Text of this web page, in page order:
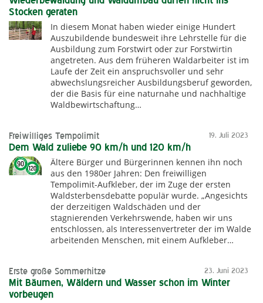
Stocken geraten
In diesem Monat haben wieder einige Hundert
Auszubildende bundesweit ihre Lehrstelle für die
Ausbildung zum Forstwirt oder zur Forstwirtin
angetreten. Aus dem früheren Waldarbeiter ist im
Laufe der Zeit ein anspruchsvoller und sehr
abwechslungsreicher Ausbildungsberuf geworden,
der die Basis für eine naturnahe und nachhaltige
Waldbewirtschaftung…
19. Juli 2023
Freiwilliges Tempolimit
Dem Wald zuliebe 90 km/h und 120 km/h
Ältere Bürger und Bürgerinnen kennen ihn noch
aus den 1980er Jahren: Den freiwilligen
Tempolimit-Aufkleber, der im Zuge der ersten
Waldsterbensdebatte populär wurde. „Angesichts
der derzeitigen Waldschäden und der
stagnierenden Verkehrswende, haben wir uns
entschlossen, als Interessenvertreter der im Walde
arbeitenden Menschen, mit einem Aufkleber…
23. Juni 2023
Erste große Sommerhitze
Mit Bäumen, Wäldern und Wasser schon im Winter
vorbeugen